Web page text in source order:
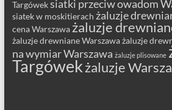
Targóweksiatki przeciw owadom
siatek w moskitierach żaluzje
cena Warszawa żaluzje
żaluzje drewniane Warszaważaluzje
na wymiar Warszawa żaluzje plisowane
Targówekżaluzje